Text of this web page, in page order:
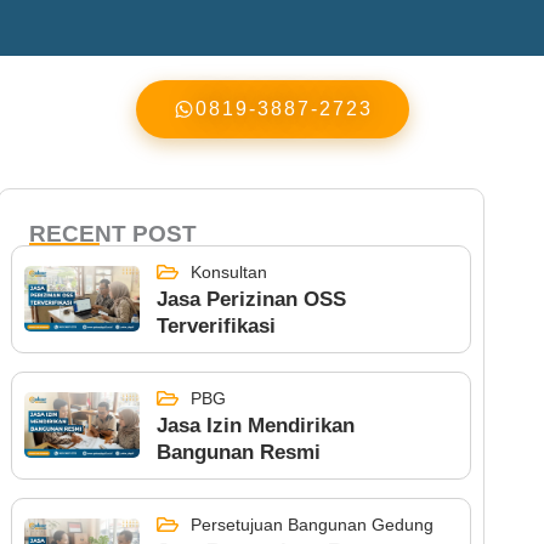
0819-3887-2723
RECENT POST
Konsultan
Jasa Perizinan OSS
Terverifikasi
PBG
Jasa Izin Mendirikan
Bangunan Resmi
Persetujuan Bangunan Gedung